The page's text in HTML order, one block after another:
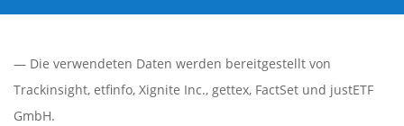
— Die verwendeten Daten werden bereitgestellt von
Trackinsight, etfinfo, Xignite Inc., gettex, FactSet und justETF
GmbH.